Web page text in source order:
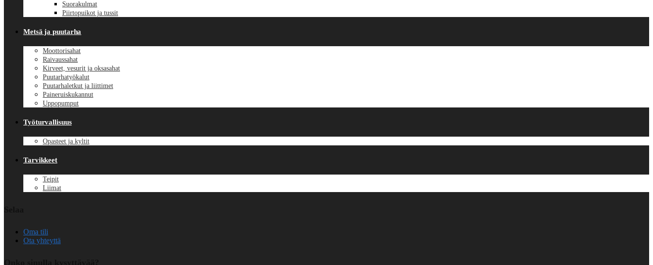
Suorakulmat
Piirtopuikot ja tussit
Metsä ja puutarha
Moottorisahat
Raivaussahat
Kirveet, vesurit ja oksasahat
Puutarhatyökalut
Puutarhaletkut ja liittimet
Paineruiskukannut
Uppopumput
Työturvallisuus
Opasteet ja kyltit
Tarvikkeet
Teipit
Liimat
Oma tili
Ota yhteyttä